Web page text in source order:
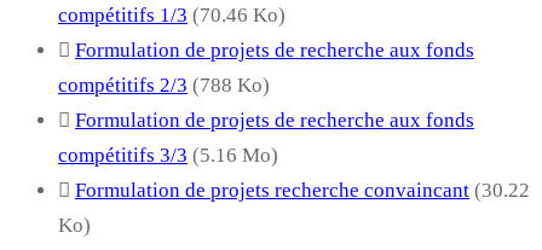
compétitifs 1/3 (70.46 Ko)
Formulation de projets de recherche aux fonds
compétitifs 2/3 (788 Ko)
Formulation de projets de recherche aux fonds
compétitifs 3/3 (5.16 Mo)
Formulation de projets recherche convaincant (30.22
Ko)